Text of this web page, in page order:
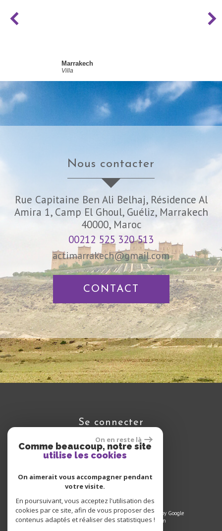
On en reste là
Comme beaucoup, notre site
utilise les cookies
On aimerait vous accompagner pendant
votre visite.
En poursuivant, vous acceptez l'utilisation des
cookies par ce site, afin de vous proposer des
contenus adaptés et réaliser des statistiques !
Marrakech
Villa
nous contacter
Rue Capitaine Ben Ali Belhaj, Résidence Al
Amira 1, Camp El Ghoul, Guéliz, Marrakech
40000, Maroc
00212 525 320 513
actimarrakech@gmail.com
CONTACT
se connecter
Espace propriétaire
© 2022 | Tous droits réservés | Traduction powered by Google
Plan du site-Mentions légales-Liens-Admin